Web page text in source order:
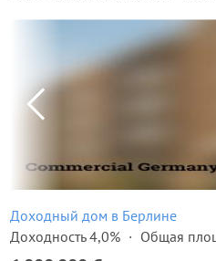
Доходный дом в Берлине
Доходность 4,0%
Общая